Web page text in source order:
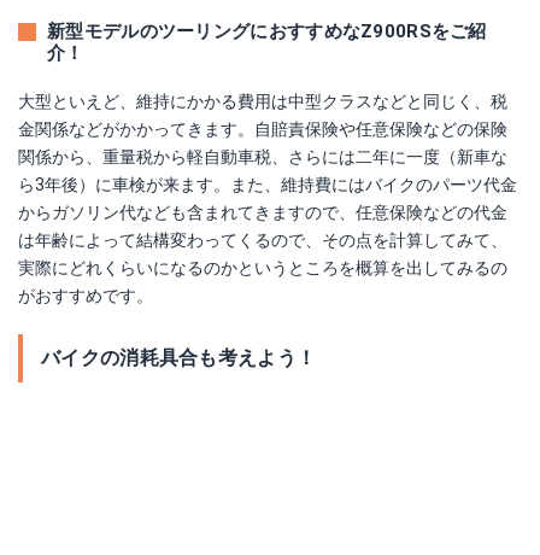
新型モデルのツーリングにおすすめなZ900RSをご紹
介！
大型といえど、維持にかかる費用は中型クラスなどと同じく、税
金関係などがかかってきます。自賠責保険や任意保険などの保険
関係から、重量税から軽自動車税、さらには二年に一度（新車な
ら3年後）に車検が来ます。また、維持費にはバイクのパーツ代金
からガソリン代なども含まれてきますので、任意保険などの代金
は年齢によって結構変わってくるので、その点を計算してみて、
実際にどれくらいになるのかというところを概算を出してみるの
がおすすめです。
バイクの消耗具合も考えよう！